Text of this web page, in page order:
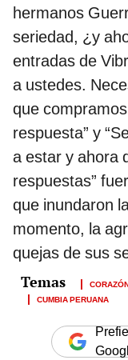
hermanos
seriedad, ¿y
entradas de
a ustedes.
que
respuesta” y
a estar y ahora
respuestas”
que inundaron
momento, la
quejas de sus
CUMBIA PERUANA